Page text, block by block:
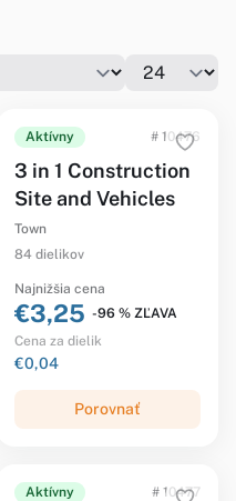
Aktívny # 10476
3 in 1 Construction
Site and Vehicles
Town
84 dielikov
Najnižšia cena
€3,25 -96 % ZĽAVA
Cena za dielik
€0,04
Porovnať
Aktívny # 10477